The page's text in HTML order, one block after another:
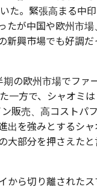
た。緊張高まる中印
たが中国や欧州市場
新興市場でも好調だ
の欧州市場でファ
一方で、シャオミは
販売、高コストパ
出を強みとするシャ
大部分を押さえたと
から切り離されたス